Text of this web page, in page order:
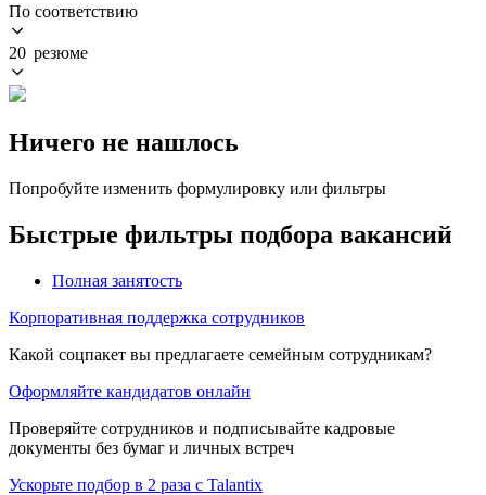
По соответствию
20 резюме
Ничего не нашлось
Попробуйте изменить формулировку или фильтры
Быстрые фильтры подбора вакансий
Полная занятость
Корпоративная поддержка сотрудников
Какой соцпакет вы предлагаете семейным сотрудникам?
Оформляйте кандидатов онлайн
Проверяйте сотрудников и подписывайте кадровые
документы без бумаг и личных встреч
Ускорьте подбор в 2 раза с Talantix